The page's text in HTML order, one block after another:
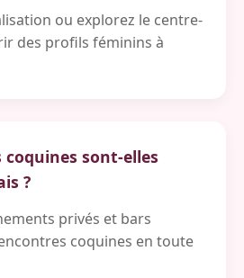
ou explorez le centre-
des profils féminins à
coquines sont-elles
?
privés et bars
coquines en toute